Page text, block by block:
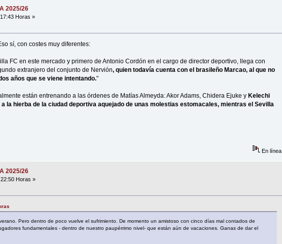
2025/26
Horas »
sí, con costes muy diferentes:
FC en este mercado y primero de Antonio Cordón en el cargo de director deportivo, llega con
extranjero del conjunto de Nervión, quien todavía cuenta con el brasileño Marcao, al que no
años que se viene intentando."
están entrenando a las órdenes de Matías Almeyda: Akor Adams, Chidera Ejuke y Kelechi
la hierba de la ciudad deportiva aquejado de unas molestias estomacales, mientras el Sevilla
En línea
2025/26
Horas »
Pero dentro de poco vuelve el sufrimiento. De momento un amistoso con cinco días mal contados de
fundamentales - dentro de nuestro paupérrimo nivel- que están aún de vacaciones. Ganas de dar el